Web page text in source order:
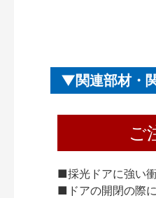
関連部材・
ご
■採光ドアに強い
■ドアの開閉の際